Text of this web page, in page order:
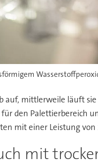
mittlerweile läuft
den Palettierbereich
mit einer Leistung
mit